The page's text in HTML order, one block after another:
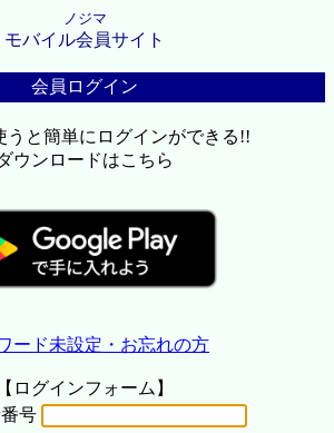
ノジマ
モバイル会員サイト
会員ログイン
うと簡単にログインができる!!
ウンロードはこちら
ード未設定・お忘れの方
【ログインフォーム】
号